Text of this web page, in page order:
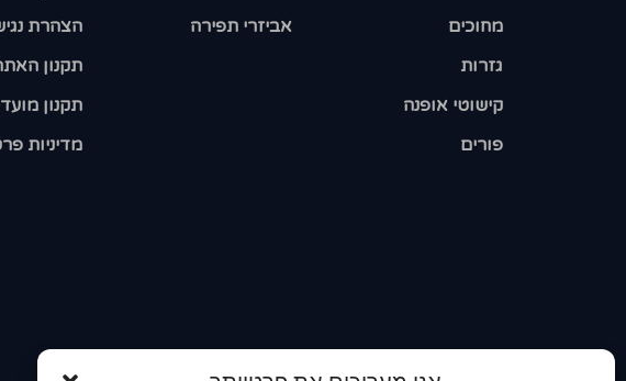
מחוכים
גזרות
קישוטי אופנה
פורים
אביזרי תפירה
הצהרת
תקנון
תקנון
מדיניות